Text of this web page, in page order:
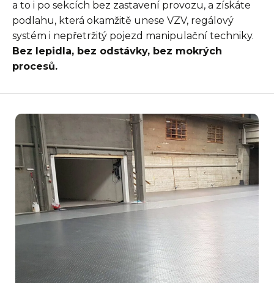
a to i po sekcích bez zastavení provozu, a získáte
podlahu, která okamžitě unese VZV, regálový
systém i nepřetržitý pojezd manipulační techniky.
Bez lepidla, bez odstávky, bez mokrých
procesů.